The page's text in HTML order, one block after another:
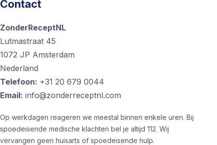
Contact
ZonderReceptNL
Lutmastraat 45
1072 JP Amsterdam
Nederland
Telefoon: +31 20 679 0044
Email: info@zonderreceptnl.com
Op werkdagen reageren we meestal binnen enkele uren. Bij
spoedeisende medische klachten bel je altijd 112. Wij
vervangen geen huisarts of spoedeisende hulp.